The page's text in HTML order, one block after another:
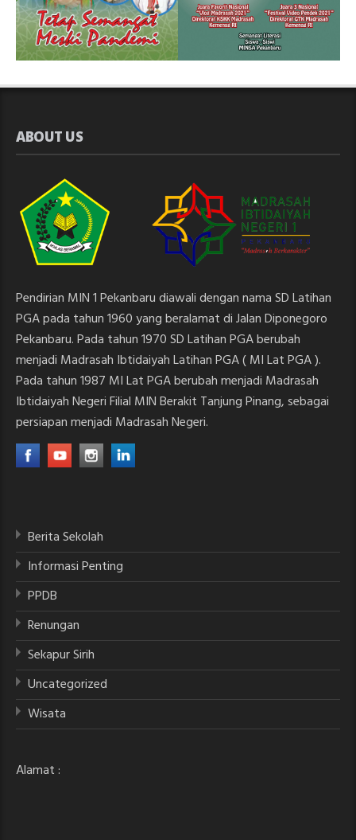
ABOUT US
Pendirian MIN 1 Pekanbaru diawali dengan nama SD Latihan
PGA pada tahun 1960 yang beralamat di Jalan Diponegoro
Pekanbaru. Pada tahun 1970 SD Latihan PGA berubah
menjadi Madrasah Ibtidaiyah Latihan PGA ( MI Lat PGA ).
Pada tahun 1987 MI Lat PGA berubah menjadi Madrasah
Ibtidaiyah Negeri Filial MIN Berakit Tanjung Pinang, sebagai
persiapan menjadi Madrasah Negeri.
Berita Sekolah
Informasi Penting
PPDB
Renungan
Sekapur Sirih
Uncategorized
Wisata
Alamat :